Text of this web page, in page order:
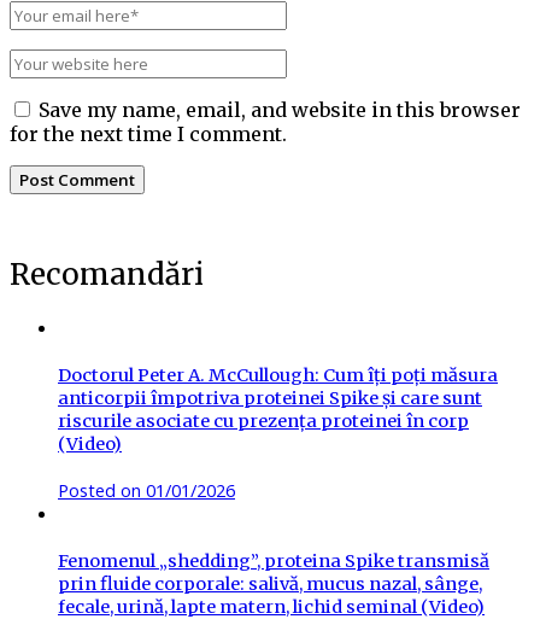
Save my name, email, and website in this browser
for the next time I comment.
Recomandări
Doctorul Peter A. McCullough: Cum îți poți măsura
anticorpii împotriva proteinei Spike și care sunt
riscurile asociate cu prezența proteinei în corp
(Video)
Posted on 01/01/2026
Fenomenul „shedding”, proteina Spike transmisă
prin fluide corporale: salivă, mucus nazal, sânge,
fecale, urină, lapte matern, lichid seminal (Video)